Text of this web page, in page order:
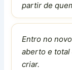
partir de
Entro no
aberto e total
criar.